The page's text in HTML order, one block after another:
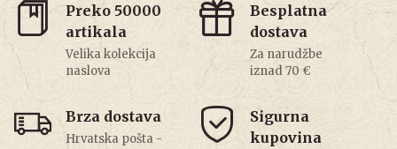
Preko 50000
artikala
Velika kolekcija
naslova
Besplatna
dostava
Za narudžbe
iznad 70 €
Brza dostava
Hrvatska pošta -
Sigurna
kupovina